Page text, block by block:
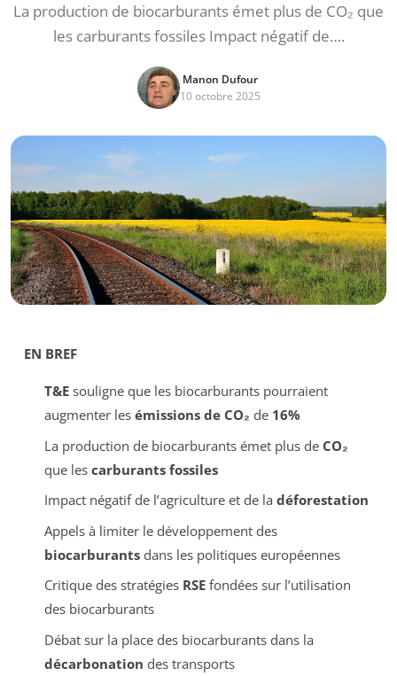
La production de biocarburants émet plus de CO₂ que
les carburants fossiles Impact négatif de….
Manon Dufour
10 octobre 2025
EN BREF
T&Esouligne que les biocarburants pourraient
augmenter les émissions de CO₂ de 16%
La production de biocarburants émet plus de CO₂
que les carburants fossiles
Impact négatif de l’agriculture et de la déforestation
Appels à limiter le développement des
biocarburantsdans les politiques européennes
Critique des stratégies RSEfondées sur l’utilisation
des biocarburants
Débat sur la place des biocarburants dans la
décarbonation des transports